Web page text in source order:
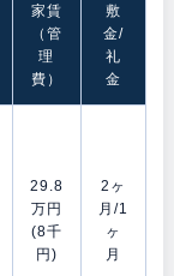
家賃
（管
理
費）
敷
金/
礼
金
29.8
万円
(8千
円)
2ヶ
月/1
ヶ
月